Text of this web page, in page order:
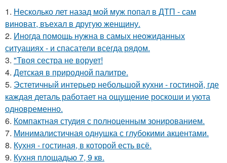
1. Несколько лет назад мой муж попал в ДТП - сам
виноват, въехал в другую женщину.
2. Иногда помощь нужна в самых неожиданных
ситуациях - и спасатели всегда рядом.
3. "Твоя сестра не ворует!
4. Детская в природной палитре.
5. Эстетичный интерьер небольшой кухни - гостиной, где
каждая деталь работает на ощущение роскоши и уюта
одновременно.
6. Компактная студия с полноценным зонированием.
7. Минималистичная однушка с глубокими акцентами.
8. Кухня - гостиная, в которой есть всё.
9. Кухня площадью 7, 9 кв.